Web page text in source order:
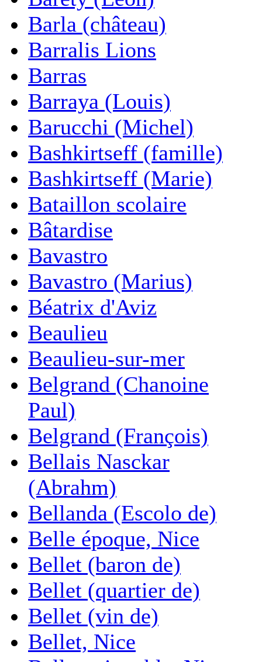
Barla (château)
Barralis Lions
Barras
Barraya (Louis)
Barucchi (Michel)
Bashkirtseff (famille)
Bashkirtseff (Marie)
Bataillon scolaire
Bâtardise
Bavastro
Bavastro (Marius)
Béatrix d'Aviz
Beaulieu
Beaulieu-sur-mer
Belgrand (Chanoine
Paul)
Belgrand (François)
Bellais Nasckar
(Abrahm)
Bellanda (Escolo de)
Belle époque, Nice
Bellet (baron de)
Bellet (quartier de)
Bellet (vin de)
Bellet, Nice